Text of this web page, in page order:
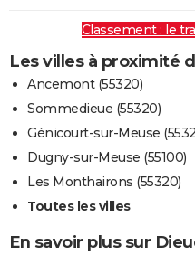
Classement : le
Les villes à proximité
Ancemont (55320)
Sommedieue (55320)
Génicourt-sur-Meuse
Dugny-sur-Meuse (55100)
Les Monthairons (55320)
Toutes les villes
En savoir plus sur